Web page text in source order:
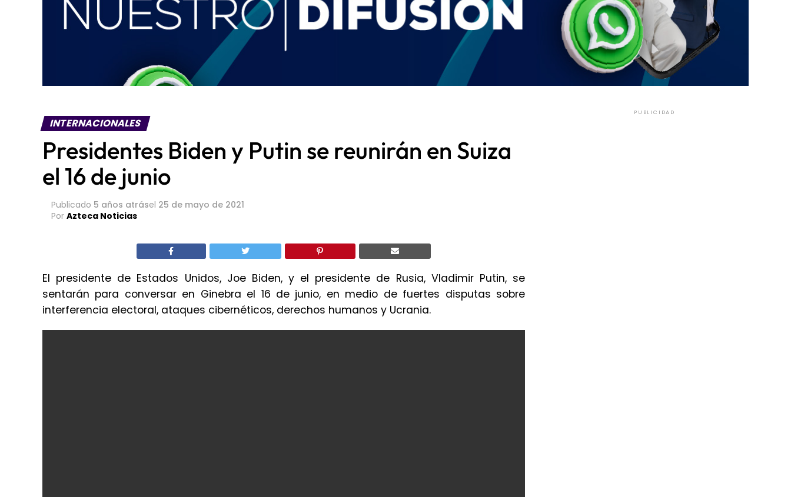
INTERNACIONALES
Presidentes Biden y Putin se reunirán en Suiza
el 16 de junio
Publicado 5 años atrásel 25 de mayo de 2021
Por Azteca Noticias
El presidente de Estados Unidos, Joe Biden, y el presidente de Rusia, Vladimir Putin, se
sentarán para conversar en Ginebra el 16 de junio, en medio de fuertes disputas sobre
interferencia electoral, ataques cibernéticos, derechos humanos y Ucrania.
PUBLICIDAD